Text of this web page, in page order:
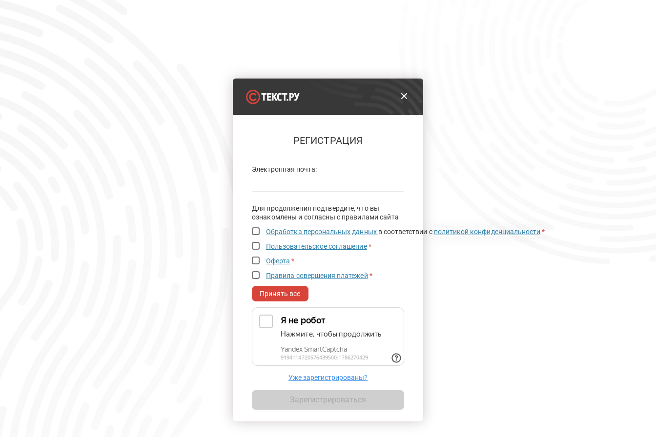
РЕГИСТРАЦИЯ
Электронная почта:
Для продолжения подтвердите, что вы
ознакомлены и согласны с правилами сайта
Обработка персональных данных в соответствии с политикой конфиденциальности *
Пользовательское соглашение *
Оферта *
Правила совершения платежей *
Принять все
Уже зарегистрированы?
Зарегистрироваться